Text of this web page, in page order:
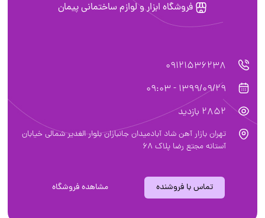
فروشگاه ابزار و لوازم ساختمانی پیمان
09121536238
1399/09/29 - 09:03
2852 بازدید
تهران بازار آهن شاد آبادمیدان جانبازان بلوار الغدیر شمالی خیابان
آستانه مجتع رضا پلاک 68
تماس با فروشنده مشاهده فروشگاه